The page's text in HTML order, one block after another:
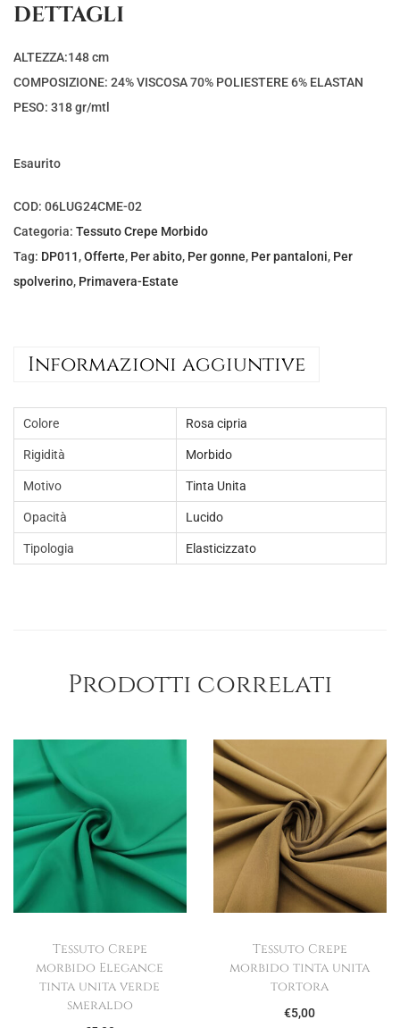
DETTAGLI
ALTEZZA:148 cm
COMPOSIZIONE: 24% VISCOSA 70% POLIESTERE 6% ELASTAN
PESO: 318 gr/mtl
Esaurito
COD: 06LUG24CME-02
Categoria: Tessuto Crepe Morbido
Tag: DP011,Offerte, Per abito, Per gonne, Per pantaloni, Per
spolverino, Primavera-Estate
Informazioni aggiuntive
Colore Rosa cipria
Rigidità Morbido
Motivo Tinta Unita
Opacità Lucido
Tipologia Elasticizzato
Prodotti correlati
Tessuto Crepe
morbido Elegance
tinta unita verde
smeraldo
Tessuto Crepe
morbido tinta unita
tortora
€5,00